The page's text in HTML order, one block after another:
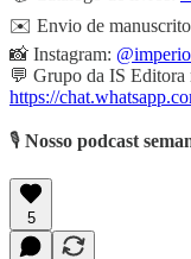
✉️ Envio de
📸 Instagram:
💬 Grupo da IS Editora
https://
🎙️ Nosso podcast
5